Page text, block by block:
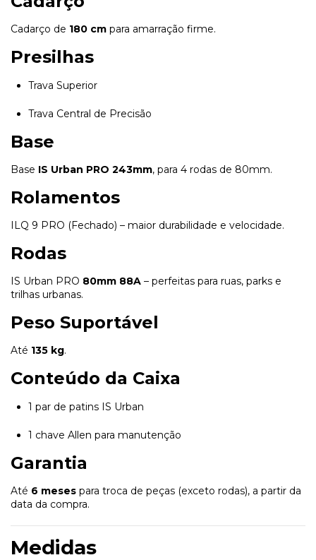
Cadarço de 180 cm para amarração firme.
Presilhas
Trava Superior
Trava Central de Precisão
Base
Base IS Urban PRO 243mm, para 4 rodas de 80mm.
Rolamentos
ILQ 9 PRO (Fechado) – maior durabilidade e velocidade.
Rodas
IS Urban PRO 80mm 88A – perfeitas para ruas, parks e
trilhas urbanas.
Peso Suportável
Até 135 kg.
Conteúdo da Caixa
1 par de patins IS Urban
1 chave Allen para manutenção
Garantia
Até 6 meses para troca de peças (exceto rodas), a partir da
data da compra.
Medidas